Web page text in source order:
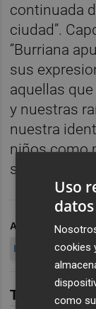
continuada
ciudad”.
“Burriana
sus
aquellas
y nuestras
nuestra
niños como
seguirla y
ARCHIVADO EN
PILOTA
TAMBIÉN
Uso
datos
cookies
como